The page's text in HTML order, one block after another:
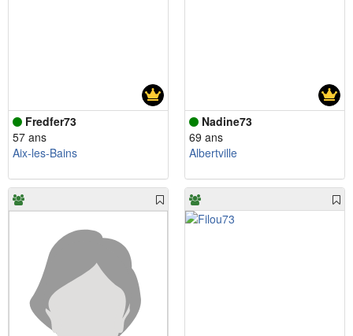
Fredfer73
57 ans
Aix-les-Bains
Nadine73
69 ans
Albertville